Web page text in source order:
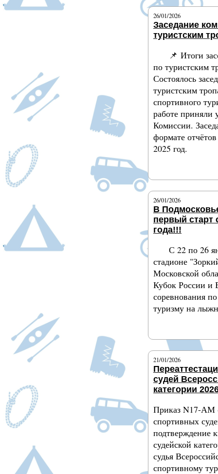
26/01/2026
Заседание
туристским
📌 Итоги
по туристским
Состоялось
туристским
спортивного
работе приняли
Комиссии.
формате
2025 год.
26/01/2026
В
первый старт
года!!!
С 22 по 26
стадионе
Московской
Кубок России и
соревнования
туризму на
21/01/2026
судей
категории
Приказ N17-АМ
спортивных
подтверждение
судейской
судья
спортивному